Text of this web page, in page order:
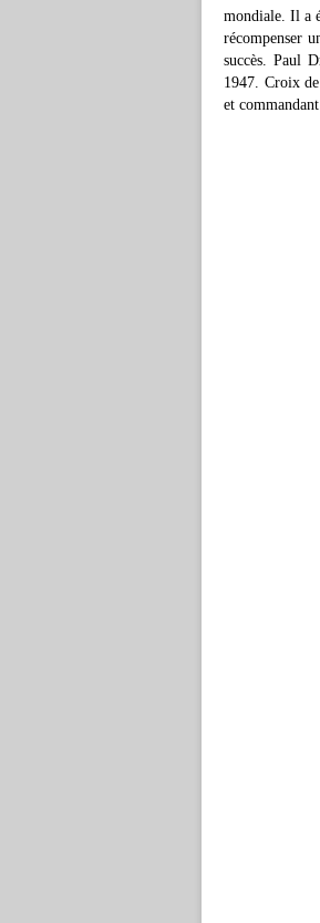
mondiale. Il a
récompenser
succès. Paul
1947. Croix
et